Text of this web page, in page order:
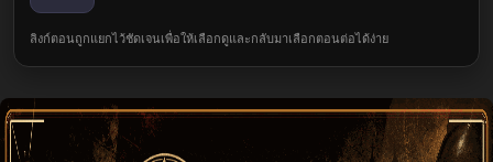
ลิงก์ตอนถูกแยกไว้ชัดเจนเพื่อให้เลือกดูและกลับมาเลือกตอนต่อได้ง่าย